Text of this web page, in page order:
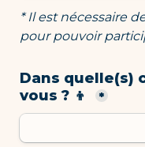
* Il est nécessaire
pour pouvoir
Dans quelle(s)
vous ? 👦
*